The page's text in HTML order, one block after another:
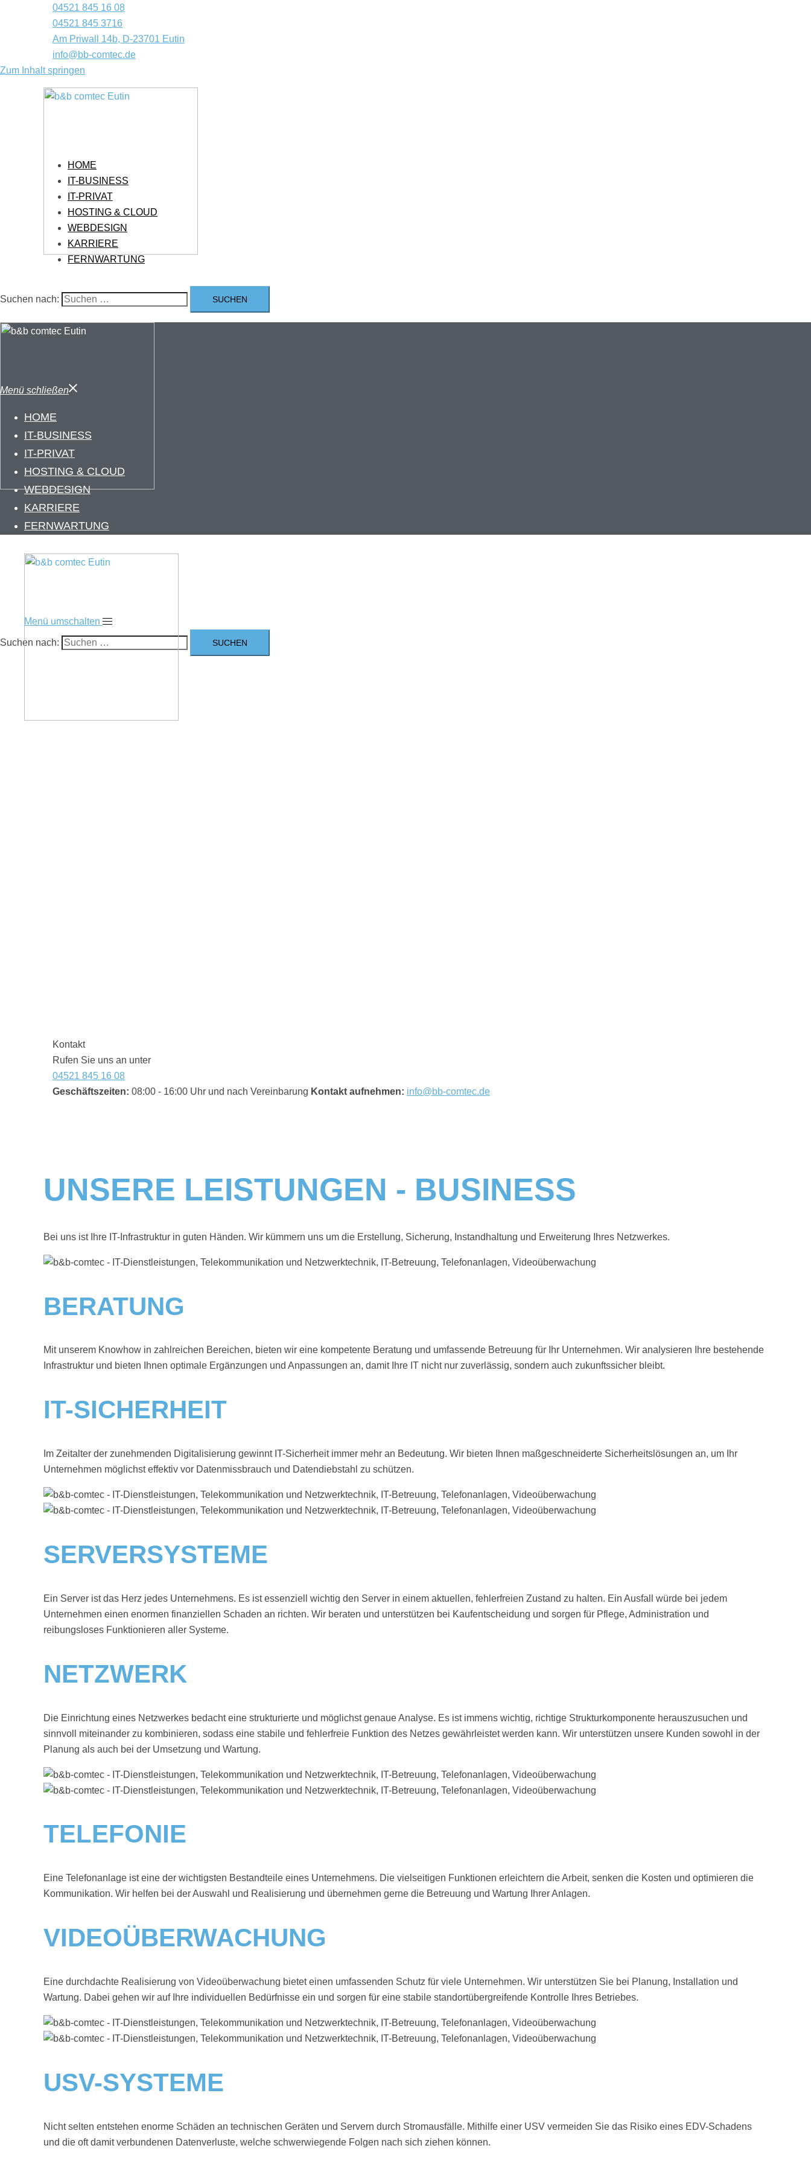
04521 845 16 08
04521 845 3716
Am Priwall 14b, D-23701 Eutin
info@bb-comtec.de
Zum Inhalt springen
HOME
IT-BUSINESS
IT-PRIVAT
HOSTING & CLOUD
WEBDESIGN
KARRIERE
FERNWARTUNG
Suchen nach:
Menü schließen
HOME
IT-BUSINESS
IT-PRIVAT
HOSTING & CLOUD
WEBDESIGN
KARRIERE
FERNWARTUNG
Menü umschalten
Suchen nach:
Kontakt
Rufen Sie uns an unter
04521 845 16 08
Geschäftszeiten: 08:00 - 16:00 Uhr und nach Vereinbarung Kontakt aufnehmen: info@bb-comtec.de
UNSERE LEISTUNGEN - BUSINESS
Bei uns ist Ihre IT-Infrastruktur in guten Händen. Wir kümmern uns um die Erstellung, Sicherung, Instandhaltung und Erweiterung Ihres Netzwerkes.
BERATUNG
Mit unserem Knowhow in zahlreichen Bereichen, bieten wir eine kompetente Beratung und umfassende Betreuung für Ihr Unternehmen. Wir analysieren Ihre bestehende
Infrastruktur und bieten Ihnen optimale Ergänzungen und Anpassungen an, damit Ihre IT nicht nur zuverlässig, sondern auch zukunftssicher bleibt.
IT-SICHERHEIT
Im Zeitalter der zunehmenden Digitalisierung gewinnt IT-Sicherheit immer mehr an Bedeutung. Wir bieten Ihnen maßgeschneiderte Sicherheitslösungen an, um Ihr
Unternehmen möglichst effektiv vor Datenmissbrauch und Datendiebstahl zu schützen.
SERVERSYSTEME
Ein Server ist das Herz jedes Unternehmens. Es ist essenziell wichtig den Server in einem aktuellen, fehlerfreien Zustand zu halten. Ein Ausfall würde bei jedem
Unternehmen einen enormen finanziellen Schaden an richten. Wir beraten und unterstützen bei Kaufentscheidung und sorgen für Pflege, Administration und
reibungsloses Funktionieren aller Systeme.
NETZWERK
Die Einrichtung eines Netzwerkes bedacht eine strukturierte und möglichst genaue Analyse. Es ist immens wichtig, richtige Strukturkomponente herauszusuchen und
sinnvoll miteinander zu kombinieren, sodass eine stabile und fehlerfreie Funktion des Netzes gewährleistet werden kann. Wir unterstützen unsere Kunden sowohl in der
Planung als auch bei der Umsetzung und Wartung.
TELEFONIE
Eine Telefonanlage ist eine der wichtigsten Bestandteile eines Unternehmens. Die vielseitigen Funktionen erleichtern die Arbeit, senken die Kosten und optimieren die
Kommunikation. Wir helfen bei der Auswahl und Realisierung und übernehmen gerne die Betreuung und Wartung Ihrer Anlagen.
VIDEOÜBERWACHUNG
Eine durchdachte Realisierung von Videoüberwachung bietet einen umfassenden Schutz für viele Unternehmen. Wir unterstützen Sie bei Planung, Installation und
Wartung. Dabei gehen wir auf Ihre individuellen Bedürfnisse ein und sorgen für eine stabile standortübergreifende Kontrolle Ihres Betriebes.
USV-SYSTEME
Nicht selten entstehen enorme Schäden an technischen Geräten und Servern durch Stromausfälle. Mithilfe einer USV vermeiden Sie das Risiko eines EDV-Schadens
und die oft damit verbundenen Datenverluste, welche schwerwiegende Folgen nach sich ziehen können.